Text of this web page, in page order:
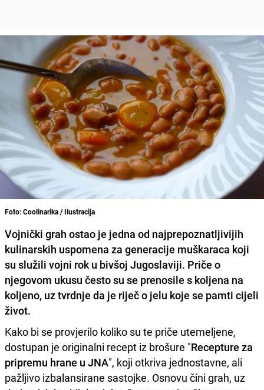
Foto: Coolinarika / Ilustracija
Vojnički grah ostao je jedna od najprepoznatljivijih
kulinarskih uspomena za generacije muškaraca koji
su služili vojni rok u bivšoj Jugoslaviji. Priče o
njegovom ukusu često su se prenosile s koljena na
koljeno, uz tvrdnje da je riječ o jelu koje se pamti cijeli
život.
Kako bi se provjerilo koliko su te priče utemeljene,
dostupan je originalni recept iz brošure "Recepture za
pripremu hrane u JNA", koji otkriva jednostavne, ali
pažljivo izbalansirane sastojke. Osnovu čini grah, uz